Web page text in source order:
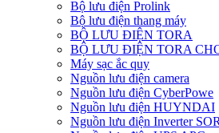
Bộ lưu điện Prolink
Bộ lưu điện thang máy
BỘ LƯU ĐIỆN TORA
BỘ LƯU ĐIỆN TORA
Máy sạc ắc quy
Nguồn lưu điện camera
Nguồn lưu điện CyberPowe
Nguồn lưu điện HUYNDAI
Nguồn lưu điện Inverter